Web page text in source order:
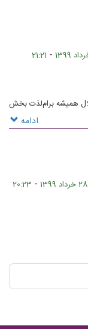
-
21:21
همیشه برام‌لذت بخش
ادامه
-
20:23